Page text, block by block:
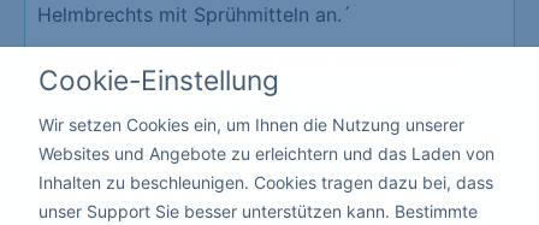
Helmbrechts mit Sprühmitteln an.´
Erzeugt eine hohe Vertrauensbasis
Schützt vor der Schließung Ihrer
Gastronomie
Cookie-Einstellung
Wir setzen Cookies ein, um Ihnen die Nutzung unserer
Websites und Angebote zu erleichtern und das Laden von
Inhalten zu beschleunigen. Cookies tragen dazu bei, dass
unser Support Sie besser unterstützen kann. Bestimmte